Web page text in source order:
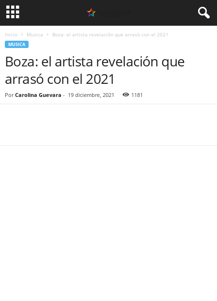
Inicio Musica Boza: el artista revelación que arrasó con el 2021
MUSICA
Boza: el artista revelación que
arrasó con el 2021
Por Carolina Guevara - 19 diciembre, 2021 1181